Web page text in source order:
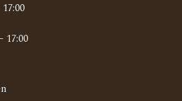
17:00